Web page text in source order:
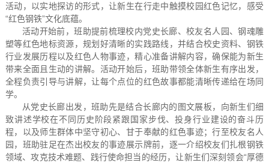
活动，以实地探访的形式，让新生在行走中触摸校园红色记忆，感受
“红色钢铁”文化底蕴。
活动开始前，班助提前梳理校内党史长廊、校友名人园、钢魂雕
塑等红色地标资源，规划好清晰的实践路线，并结合校史资料、钢铁
行业发展历程以及红色人物事迹，精心准备讲解内容，确保能为新生
带来全面且生动的讲解。活动开始后，班助带领全体新生有序出发，
全程负责引导与讲解，让每个点位的红色故事都能清晰传递给在场同
学。
从党史长廊出发，班助先是结合长廊内的图文展板，向新生们细
致讲述学校在不同历史阶段紧跟国家步伐、投身行业建设的奋斗历
程，以及师生群体中坚守初心、甘于奉献的红色事迹；行至校友名人
园，班助驻足在杰出校友的事迹展示牌前，逐一介绍校友们扎根钢铁
领域、攻克技术难题、践行使命担当的经历，让新生们深刻领会“厚德